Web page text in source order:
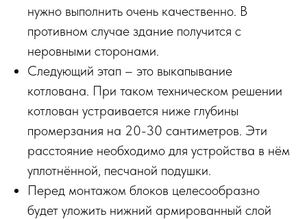
нужно выполнить очень качественно. В
противном случае здание получится с
неровными сторонами.
Следующий этап – это выкапывание
котлована. При таком техническом решении
котлован устраивается ниже глубины
промерзания на 20-30 сантиметров. Эти
расстояние необходимо для устройства в нём
уплотнённой, песчаной подушки.
Перед монтажом блоков целесообразно
будет уложить нижний армированный слой